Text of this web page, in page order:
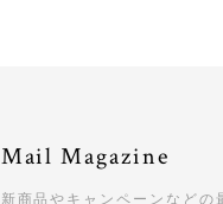
Mail Magazine
新商品やキャンペーンなどの